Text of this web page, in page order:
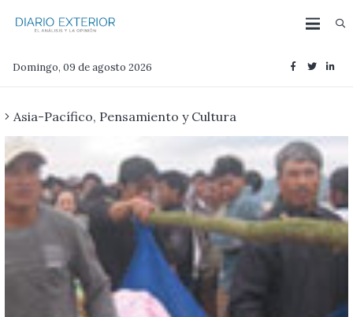
Domingo, 09 de agosto 2026
Asia-Pacífico, Pensamiento y Cultura